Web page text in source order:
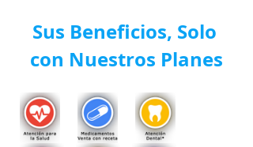
Sus Beneficios, Solo
con Nuestros Planes